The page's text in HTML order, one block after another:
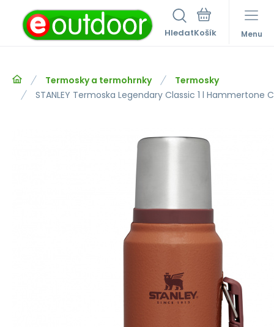
Hledat Menu
Termosky a termohrnky
Termosky
STANLEY Termoska Legendary Classic 1 l Hammertone